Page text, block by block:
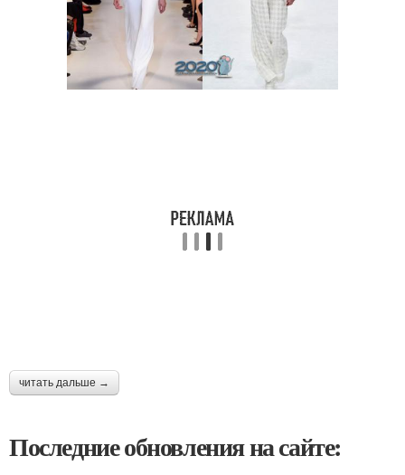
читать дальше →
Последние обновления на сайте: